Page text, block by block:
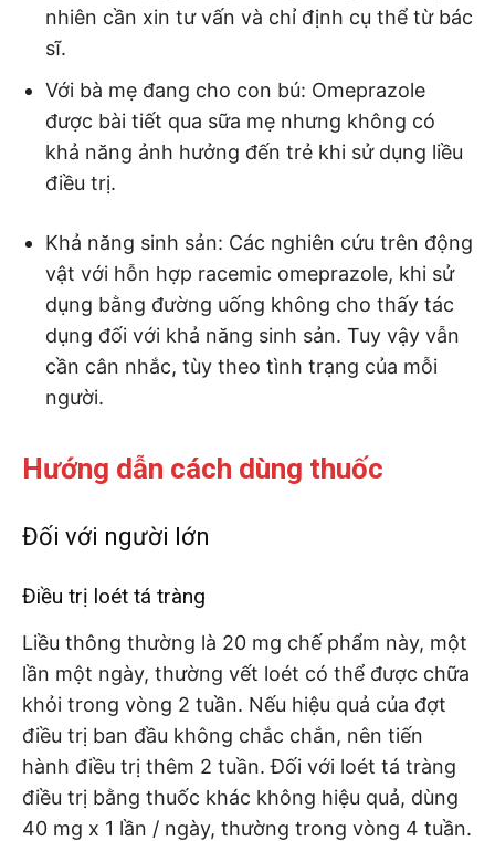
nhiên cần xin tư vấn và chỉ định cụ thể từ bác
sĩ.
Với bà mẹ đang cho con bú: Omeprazole
được bài tiết qua sữa mẹ nhưng không có
khả năng ảnh hưởng đến trẻ khi sử dụng liều
điều trị.
Khả năng sinh sản: Các nghiên cứu trên động
vật với hỗn hợp racemic omeprazole, khi sử
dụng bằng đường uống không cho thấy tác
dụng đối với khả năng sinh sản. Tuy vậy vẫn
cần cân nhắc, tùy theo tình trạng của mỗi
người.
Hướng dẫn cách dùng thuốc
Đối với người lớn
Điều trị loét tá tràng
Liều thông thường là 20 mg chế phẩm này, một
lần một ngày, thường vết loét có thể được chữa
khỏi trong vòng 2 tuần. Nếu hiệu quả của đợt
điều trị ban đầu không chắc chắn, nên tiến
hành điều trị thêm 2 tuần. Đối với loét tá tràng
điều trị bằng thuốc khác không hiệu quả, dùng
40 mg x 1 lần / ngày, thường trong vòng 4 tuần.